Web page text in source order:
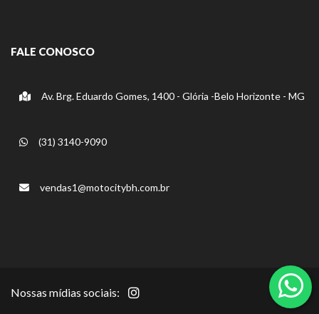
FALE CONOSCO
Av. Brg. Eduardo Gomes, 1400 - Glória -Belo Horizonte - MG
(31) 3140-9090
vendas1@motocitybh.com.br
Nossas mídias sociais: